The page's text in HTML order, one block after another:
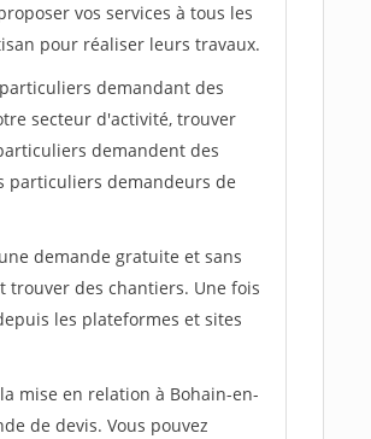
vos services à tous les
pour réaliser leurs travaux.
demandant des
secteur d'activité, trouver
demandent des
particuliers demandeurs de
demande gratuite et sans
trouver des chantiers. Une fois
les plateformes et sites
mise en relation à Bohain-en-
de devis. Vous pouvez